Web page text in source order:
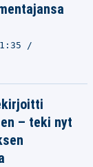
– teki nyt